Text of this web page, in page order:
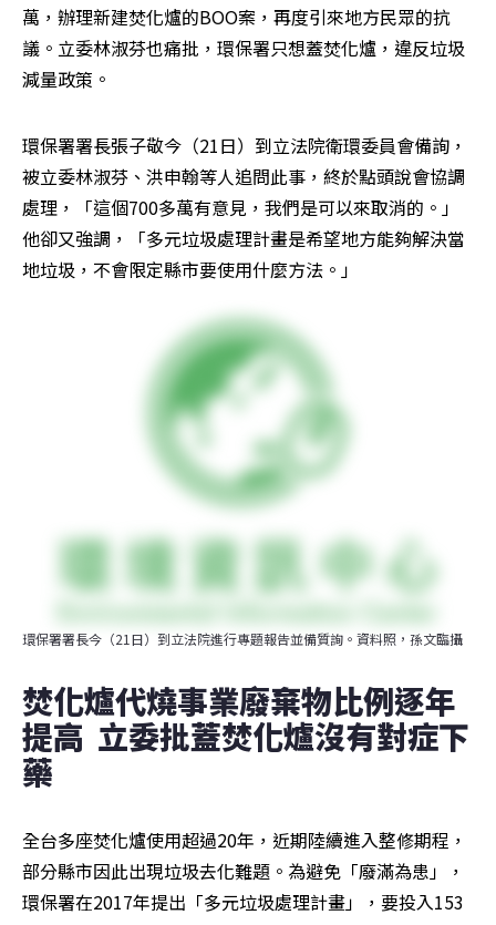
萬，辦理新建焚化爐的BOO案，再度引來地方民眾的抗
議。立委林淑芬也痛批，環保署只想蓋焚化爐，違反垃圾
減量政策。
環保署署長張子敬今（21日）到立法院衛環委員會備詢，
被立委林淑芬、洪申翰等人追問此事，終於點頭說會協調
處理，「這個700多萬有意見，我們是可以來取消的。」
他卻又強調，「多元垃圾處理計畫是希望地方能夠解決當
地垃圾，不會限定縣市要使用什麼方法。」
環保署署長今（21日）到立法院進行專題報告並備質詢。資料照，孫文臨攝
焚化爐代燒事業廢棄物比例逐年
提高  立委批蓋焚化爐沒有對症下
藥
全台多座焚化爐使用超過20年，近期陸續進入整修期程，
部分縣市因此出現垃圾去化難題。為避免「廢滿為患」，
環保署在2017年提出「多元垃圾處理計畫」，要投入153